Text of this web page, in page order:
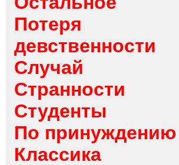
Потеря
девственности
Случай
Странности
Студенты
По принуждению
Классика